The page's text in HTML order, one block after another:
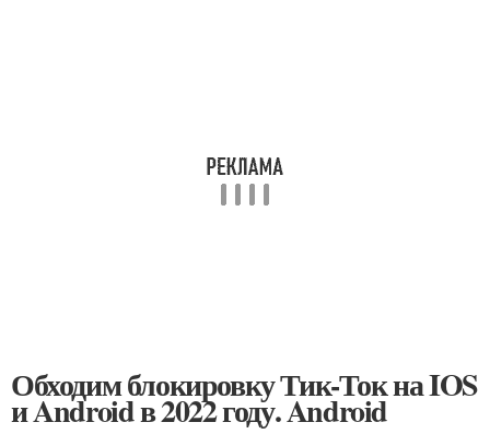
Обходим блокировку Тик-Ток на IOS
и Android в 2022 году. Android